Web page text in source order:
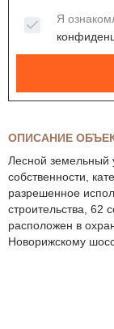
ОПИСАНИЕ
Лесной земельный
собственности,
разрешенное
строительства, 62
расположен в
Новорижскому
Я